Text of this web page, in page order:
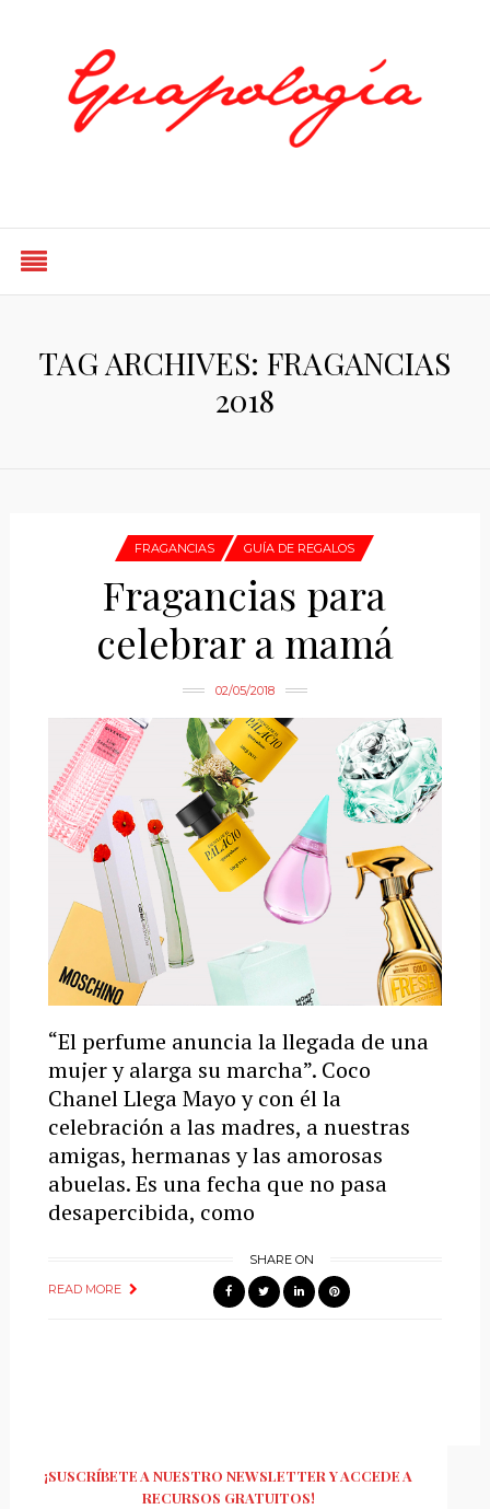
TAG ARCHIVES: FRAGANCIAS
2018
FRAGANCIAS GUÍA DE REGALOS
Fragancias para
celebrar a mamá
02/05/2018
“El perfume anuncia la llegada de una
mujer y alarga su marcha”. Coco
Chanel Llega Mayo y con él la
celebración a las madres, a nuestras
amigas, hermanas y las amorosas
abuelas. Es una fecha que no pasa
desapercibida, como
READ MORE
SHARE ON
¡SUSCRÍBETE A NUESTRO NEWSLETTER Y ACCEDE A
RECURSOS GRATUITOS!